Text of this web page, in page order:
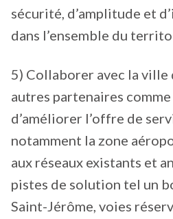
sécurité, d’amplitude et
dans l’ensemble du
5) Collaborer avec la
autres partenaires comme
d’améliorer l’offre de
notamment la zone
aux réseaux existants et
pistes de solution tel un
Saint-Jérôme, voies